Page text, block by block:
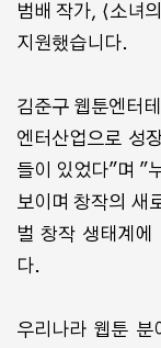
범배 작가, ⟨소녀
지원했습니다.
김준구 웹툰엔터
엔터산업으로 성
들이 있었다"며 "
보이며 창작의 새
벌 창작 생태계에
다.
우리나라 웹툰 분